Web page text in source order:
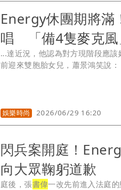
Energy休團期將滿
唱 「備4隻麥克風
...達近況，他認為對方現階段應
前迎來雙胞胎女兒，蕭景鴻笑說
娛樂時尚 2026/06/29 16:20
閃兵案開庭！
向大眾鞠躬道歉
庭後，張書偉一改先前進入法庭